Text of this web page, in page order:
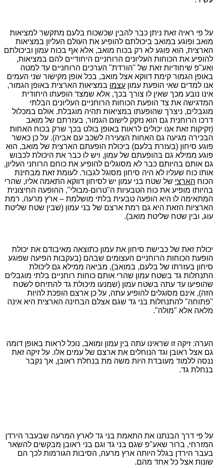
על פי ראיה זאת ניתן כבר להבין שכשכוח בלעם מתקשר למציאות
מואב ופוגע במואב ביכולתם להופיע את העולם העליון במציאות
הארצית, הוא פוגע לא רק בכוח מואב, אלא אף בכוח עמון וביכולתם
להופיע את הכוחות העליונים הרוחניים היחודיים להם במציאות,
ואע"פ שיחודיות זאת של "הורדת" הערכים הרוחניים עד למטה
באופן הגמור קימת דווקא אצל מואב, בכל אופן מקישור שני העמים
אנו למדים שאי הופעת עמון עצמו במציאות הארצית באופן הגמור,
אינו נובע מכך שאין לו צורך בכך, אלא שמצד הופעתו היחודית
המדגישה את צד הופעת הכוחות הרוחניים העליונים הבלתי
מוגבלים, ניצרך שהופעתו במציאות תהיה מוגבלת. אולם במכלול
דרכו הרוחנית גם הוא נזקק לישום הגמור, בעזרתם של מואב
(זקיקות זאת אנו יכולים לראות באופן בולט בכך שרק בכוח האחות
הבכירה מגיעה גם האחות הצעירה לשכב עם אביה). על כן כאשר
פוגע סיחון (בעזרת בלעם) ביכולת הופעתם הארצית של מואב, הוא
פוגע ממילא גם בהופעתם של עמון, ויש לו כבר את היכולת לכבוש
גם אותם בהיותם כבר לא מסוגלים להופיע את כוחם הרוחני העליון,
אותו כוח שעליו לא היה סיחון מסוגל לגבור. לעומת זאת מבחינת
הכוח הארצי של שטח בני עמון יש לסיחון דווקא התאמה אליו, שהרי
בהיותו מופיע את כוח הטבעיות ה"טרום-מבולי", ההופעה החיצונית
המתאימה לו היא הופעה טבעית בלתי מושלמת – ארץ מרעה, רמת
הארציות הזאת היא גם רמת ארצם של בני עמון (שבין שטח שליטת
עוג, ובין שטח שליטת מואב).
יכולת זאת של כבישת סיחון את עמון כתוצאה מאיבודם את יכולת
הופעת הכוחות הרוחניים העצומים שבהם (בעקבות הפיעה שפוגע
סיחון בעזרתו של בלעם, במואב), מביאה ממילא גם ליכולת
התנחלות גד בשטח עמון שהרי אותם כוחות רוחניים בלתי מוגבלים
שהופיעו עד עתה בשטח עמון (שמנעו מיכולת גד להתיחס לשטח
הזה), אינם מסוגלים להופיע עתה, על כן ארצם הופכת להיות
"פתוחה" להתנחלות בני גד שגם אצלם הבחינה הארצית היא אינה
מלאה אלא "מולה".
הערה: זיקה זו שראינו עתה בין עמון ומואב, נוכל לראות באופן דומה
גם אצל ראובן וגד הנוחלים את ארצם של עמים אלו. על זיקה זאת
ננסה ללמוד מעובדת היות משה מת בנחלת ראובן, אך נקבר
בנחלת גד.
על פי דרך הבנתנו את התאמת בני גד לארץ המרעה שבעבר הירדן
המזרחי, ברור שאע"פ שגם בני גד וגם בני ראובן מבקשים להשאר
בעבר הירדן בגלל היותה ארץ מרעה, הסיבות הגורמות לכך הם
שונות אצל כל אחד מהם.